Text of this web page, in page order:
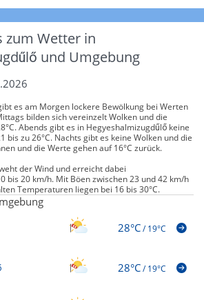
zum Wetter in
und Umgebung
es am Morgen lockere Bewölkung bei Werten
bilden sich vereinzelt Wolken und die
Abends gibt es in Hegyeshalmizugdűlő keine
bis zu 26°C. Nachts gibt es keine Wolken und die
und die Werte gehen auf 16°C zurück.
der Wind und erreicht dabei
bis 20 km/h. Mit Böen zwischen 23 und 42 km/h
Temperaturen liegen bei 16 bis 30°C.
28°C/19°C
28°C/19°C